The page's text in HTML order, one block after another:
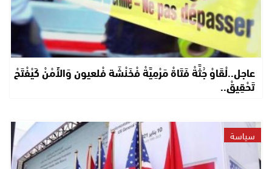
عاجل..لْقَاوْ جُثَّةْ فَتَاةْ مَرْمِيَّةْ فْخَنْشَة فْلعيون وَالأَمْنْ كَيْفْتَحْ
تَحْقِيقْ..
سياسة